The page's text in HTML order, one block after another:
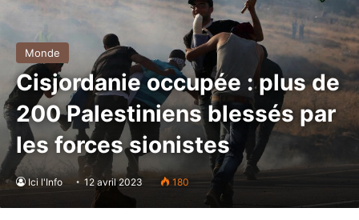
Monde
Cisjordanie occupée : plus de
200 Palestiniens blessés par
les forces sionistes
Ici l'Info 12 avril 2023 180